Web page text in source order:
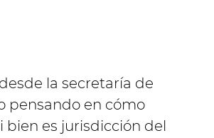
la secretaría de
pensando en cómo
es jurisdicción del